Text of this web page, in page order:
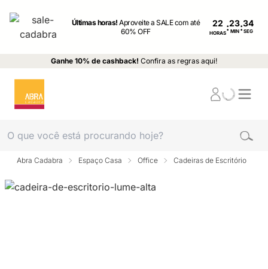
Últimas horas!Aproveite a SALE com até
60% OFF
22
HORAS: MIN : SEG
Ganhe 10% de cashback! Confira as regras aqui!
Abra Cadabra Espaço Casa Office Cadeiras de Escritório